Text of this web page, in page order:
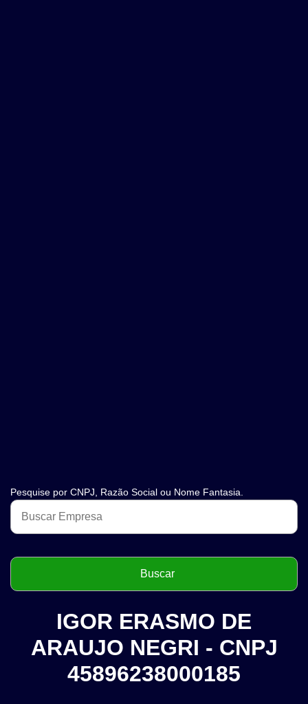
Pesquise por CNPJ, Razão Social ou Nome Fantasia.
IGOR ERASMO DE
ARAUJO NEGRI - CNPJ
45896238000185